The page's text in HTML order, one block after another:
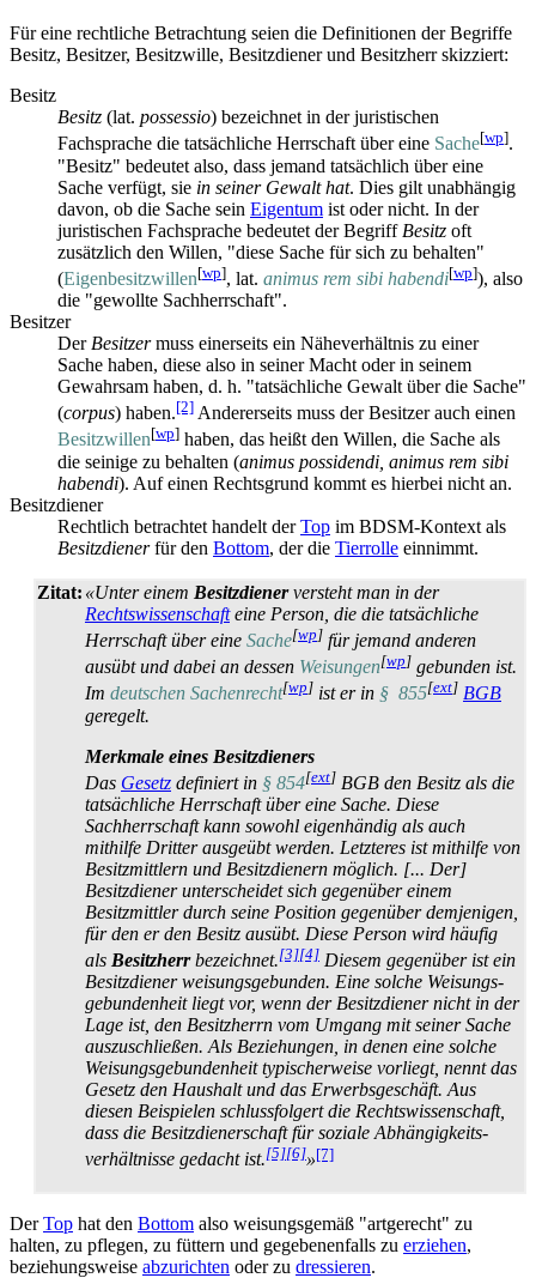
Für eine rechtliche Betrachtung seien die Definitionen der Begriffe
Besitz, Besitzer, Besitzwille, Besitzdiener und Besitzherr skizziert:
Besitz
Besitz (lat. possessio) bezeichnet in der juristischen
Fachsprache die tatsächliche Herrschaft über eine Sache[wp].
"Besitz" bedeutet also, dass jemand tatsächlich über eine
Sache verfügt, sie in seiner Gewalt hat. Dies gilt unabhängig
davon, ob die Sache sein Eigentum ist oder nicht. In der
juristischen Fachsprache bedeutet der Begriff Besitz oft
zusätzlich den Willen, "diese Sache für sich zu behalten"
(Eigen­besitz­willen[wp], lat. animus rem sibi habendi[wp]), also
die "gewollte Sach­herrschaft".
Besitzer
Der Besitzermuss einerseits ein Näheverhältnis zu einer
Sache haben, diese also in seiner Macht oder in seinem
Gewahrsam haben, d. h. "tatsächliche Gewalt über die Sache"
(corpus) haben.[2] Andererseits muss der Besitzer auch einen
Besitz­willen[wp] haben, das heißt den Willen, die Sache als
die seinige zu behalten (animus possidendi, animus rem sibi
habendi). Auf einen Rechtsgrund kommt es hierbei nicht an.
Besitzdiener
Rechtlich betrachtet handelt derTop im BDSM-Kontext als
Besitzdienerfür den Bottom, der die Tierrolle einnimmt.
Zitat: «Unter einem Besitzdienerversteht man in der
Rechtswissenschafteine Person, die die tatsächliche
Herrschaft über eine Sache[wp] für jemand anderen
ausübt und dabei an dessen Weisungen[wp] gebunden ist.
Im deutschen Sachenrecht[wp] ist er in § 855[ext] BGB
geregelt.
Merkmale eines Besitzdieners
Das Gesetz definiert in § 854[ext] BGB den Besitz als die
tatsächliche Herrschaft über eine Sache. Diese
Sachherrschaft kann sowohl eigenhändig als auch
mithilfe Dritter ausgeübt werden. Letzteres ist mithilfe von
Besitzmittlern und Besitzdienern möglich. [... Der]
Besitzdiener unterscheidet sich gegenüber einem
Besitzmittler durch seine Position gegenüber demjenigen,
für den er den Besitz ausübt. Diese Person wird häufig
als Besitzherrbezeichnet.[3][4] Diesem gegenüber ist ein
Besitzdiener weisungs­gebunden. Eine solche Weisungs­
gebundenheit liegt vor, wenn der Besitzdiener nicht in der
Lage ist, den Besitzherrn vom Umgang mit seiner Sache
auszuschließen. Als Beziehungen, in denen eine solche
Weisungs­gebundenheit typischerweise vorliegt, nennt das
Gesetz den Haushalt und das Erwerbsgeschäft. Aus
diesen Beispielen schlussfolgert die Rechts­wissen­schaft,
dass die Besitz­dienerschaft für soziale Abhängigkeits­
verhältnisse gedacht ist.[5][6]»[7]
DerTop hat den Bottom also weisungsgemäß "artgerecht" zu
halten, zu pflegen, zu füttern und gegebenen­falls zu erziehen,
beziehungsweise abzurichten oder zu dressieren.